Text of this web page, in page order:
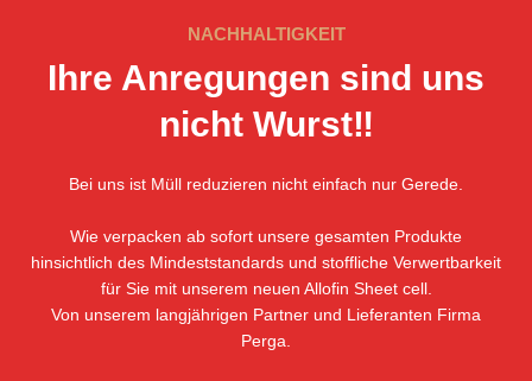
NACHHALTIGKEIT
Ihre Anregungen sind uns
nicht Wurst‼️
Bei uns ist Müll reduzieren nicht einfach nur Gerede.
Wie verpacken ab sofort unsere gesamten Produkte
hinsichtlich des Mindeststandards und stoffliche Verwertbarkeit
für Sie mit unserem neuen Allofin Sheet cell.
Von unserem langjährigen Partner und Lieferanten Firma
Perga.